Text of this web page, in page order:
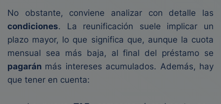
No obstante, conviene analizar con detalle las
condiciones. La reunificación suele implicar un
plazo mayor, lo que significa que, aunque la cuota
mensual sea más baja, al final del préstamo se
pagarán más intereses acumulados. Además, hay
que tener en cuenta: